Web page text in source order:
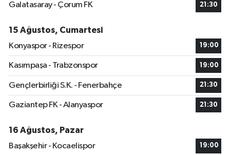
Galatasaray - Çorum FK
21:30
15 Ağustos, Cumartesi
Konyaspor - Rizespor
19:00
Kasımpaşa - Trabzonspor 19:00
Gençlerbirliği S.K. - Fenerbahçe 21:30
Gaziantep FK - Alanyaspor 21:30
16 Ağustos, Pazar
Başakşehir - Kocaelispor
19:00